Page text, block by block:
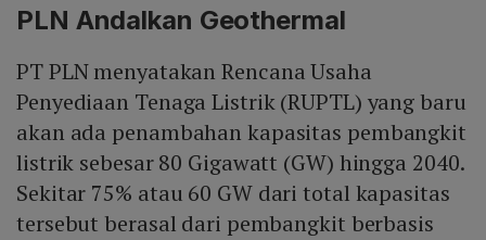
PLN Andalkan Geothermal
PT PLN menyatakan Rencana Usaha
Penyediaan Tenaga Listrik (RUPTL) yang baru
akan ada penambahan kapasitas pembangkit
listrik sebesar 80 Gigawatt (GW) hingga 2040.
Sekitar 75% atau 60 GW dari total kapasitas
tersebut berasal dari pembangkit berbasis